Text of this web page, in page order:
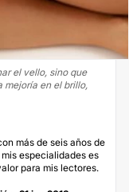
el vello, sino que
en el brillo,
más de seis años de
especialidades es
para mis lectores.